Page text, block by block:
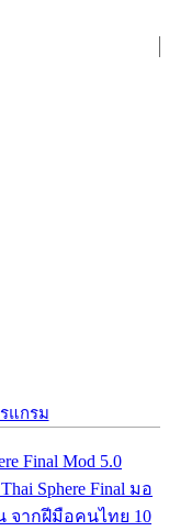
แกรม
Final Mod 5.0
Sphere Final มอ
จากฝีมือคนไทย 10